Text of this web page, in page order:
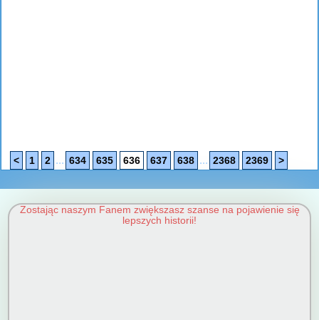
< 1 2 ... 634 635 636 637 638 ... 2368 2369 >
Zostając naszym Fanem zwiększasz szanse na pojawienie się
lepszych historii!